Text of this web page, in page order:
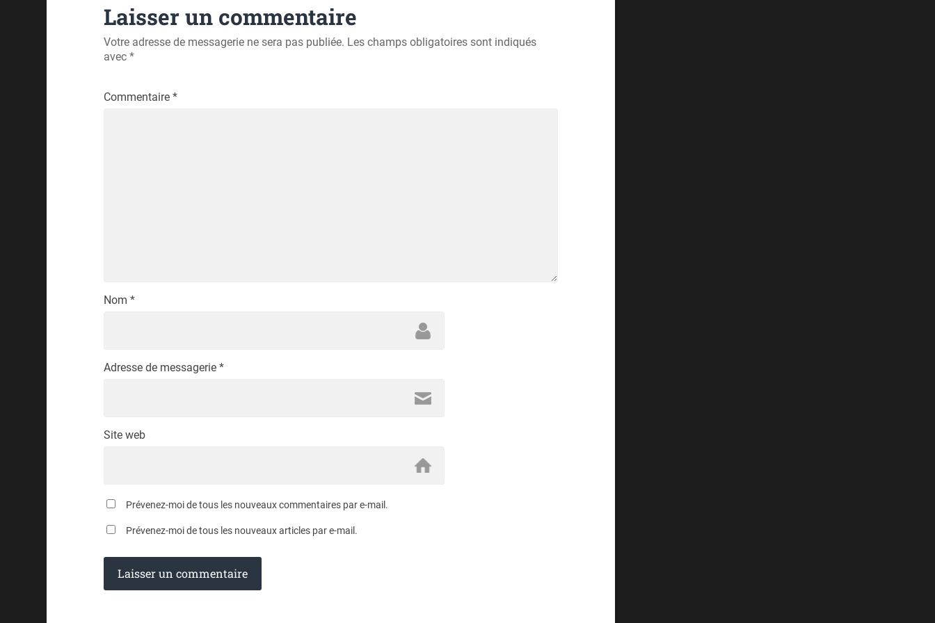
Laisser un commentaire
Votre adresse de messagerie ne sera pas publiée. Les champs obligatoires sont indiqués
avec *
Commentaire *
Nom *
Adresse de messagerie *
Site web
Prévenez-moi de tous les nouveaux commentaires par e-mail.
Prévenez-moi de tous les nouveaux articles par e-mail.